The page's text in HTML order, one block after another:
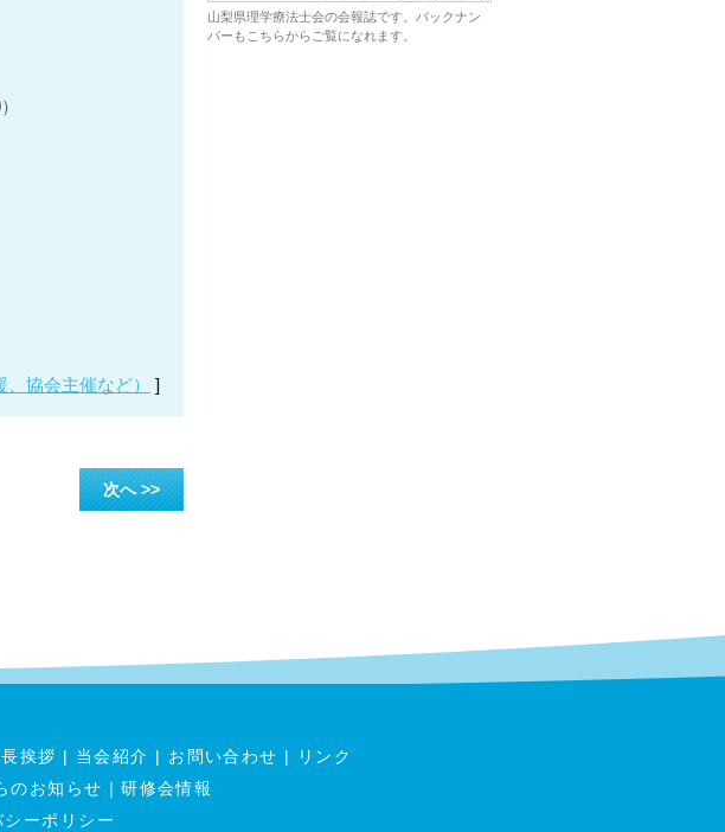
協会主催など） ]
次へ >>
山梨県理学療法士会の会報誌です。バックナン
バーもこちらからご覧になれます。
挨拶 | 当会紹介 | お問い合わせ |
リンク
のお知らせ ｜研修会情報
シーポリシー